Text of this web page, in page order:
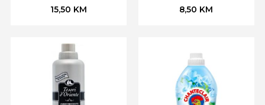
15,50 KM 8,50 KM